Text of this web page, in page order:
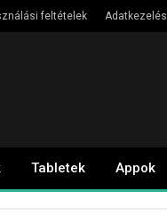
feltételek
Tabletek Appok